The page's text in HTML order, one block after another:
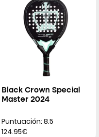
Black Crown Special
Master 2024
Puntuación: 8.5
124.95€